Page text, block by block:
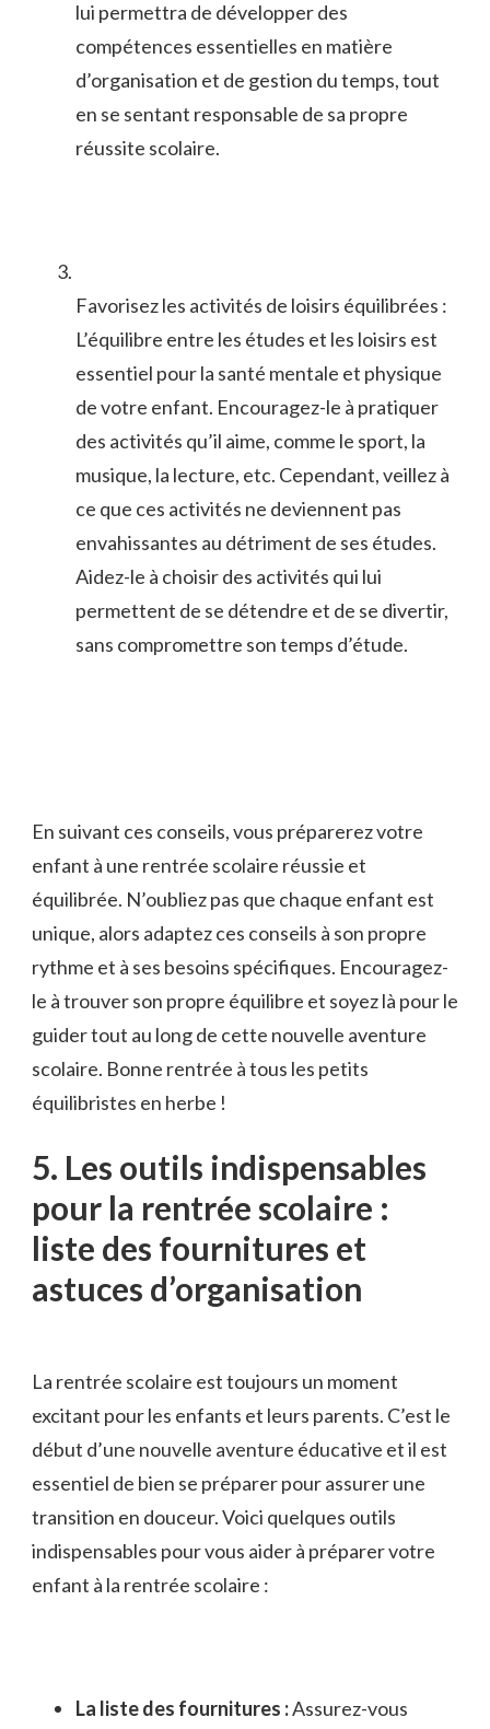
lui permettra de développer des
compétences essentielles⁢ en matière
d’organisation et de gestion du temps, tout
en se sentant responsable de sa propre
réussite​ scolaire.
Favorisez les activités de loisirs équilibrées :
L’équilibre entre les ‌études et les loisirs est
essentiel pour la santé mentale ​et physique
de votre ⁣enfant. Encouragez-le à pratiquer
des activités qu’il aime, comme le sport, la
musique, la lecture, etc. Cependant, veillez à
ce que ces​ activités ne deviennent pas
envahissantes‌ au détriment de‍ ses études.
Aidez-le à choisir‍ des activités qui lui
permettent de se détendre et de se divertir,
sans compromettre son temps d’étude.
En suivant ces conseils, vous préparerez votre
enfant à une rentrée scolaire réussie et
équilibrée. N’oubliez pas que chaque enfant est
unique,⁤ alors adaptez ces conseils à son propre
rythme‌ et‌ à ⁣ses besoins spécifiques.​ Encouragez-
le à trouver son propre équilibre et soyez là pour le
guider tout au long⁤ de cette nouvelle aventure
scolaire. Bonne rentrée⁢ à tous les petits
équilibristes en herbe !
5.⁤ Les outils ​indispensables
pour la rentrée‌ scolaire :
liste​ des fournitures et
astuces d’organisation
La rentrée scolaire est toujours un moment
excitant ‌pour les enfants et leurs ​parents. C’est le
début d’une nouvelle aventure éducative et il‍ est
⁢essentiel de bien se préparer pour assurer une
transition ‌en douceur. Voici quelques outils
indispensables pour vous ⁣aider à préparer votre​
enfant ⁣à la ⁤rentrée scolaire :
La liste des fournitures :Assurez-vous⁤